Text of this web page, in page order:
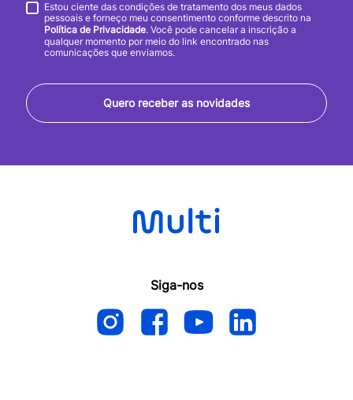
Quero receber as novidades
Estou ciente das condições de tratamento dos meus dados
pessoais e forneço meu consentimento conforme descrito na
Política de Privacidade. Você pode cancelar a inscrição a
qualquer momento por meio do link encontrado nas
comunicações que enviamos.
Siga-nos